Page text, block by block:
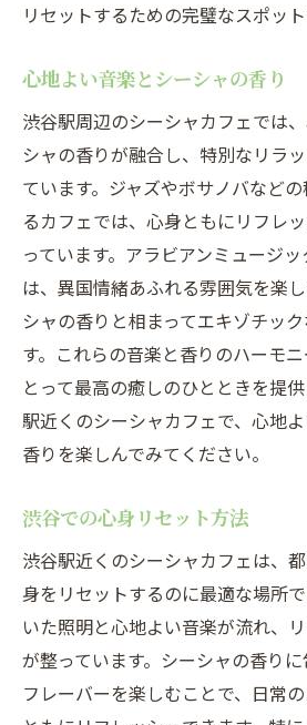
リセットするための完璧なスポット
心地よい音楽とシーシャの香り
渋谷駅周辺のシーシャカフェでは
シャの香りが融合し、特別なリラ
ています。ジャズやボサノバなど
るカフェでは、心身ともにリフレ
っています。アラビアンミュージ
は、異国情緒あふれる雰囲気を楽
シャの香りと相まってエキゾチッ
す。これらの音楽と香りのハーモ
とって最高の癒しのひとときを提
駅近くのシーシャカフェで、心地
香りを楽しんでみてください。
渋谷での心身リセット方法
渋谷駅近くのシーシャカフェは、
身をリセットするのに最適な場所
いた照明と心地よい音楽が流れ、
が整っています。シーシャの香り
フレーバーを楽しむことで、日常